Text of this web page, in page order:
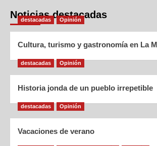
Noticias destacadas
destacadas Opinión
Cultura, turismo y gastronomía en La
destacadas Opinión
Historia jonda de un pueblo irrepetible
destacadas Opinión
Vacaciones de verano